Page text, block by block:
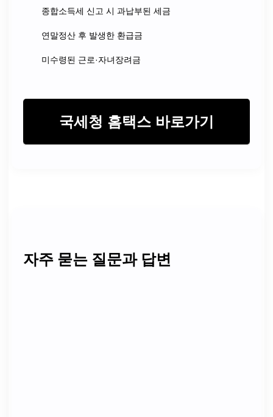
종합소득세 신고 시 과납부된 세금
연말정산 후 발생한 환급금
미수령된 근로·자녀장려금
국세청 홈택스 바로가기
자주 묻는 질문과 답변